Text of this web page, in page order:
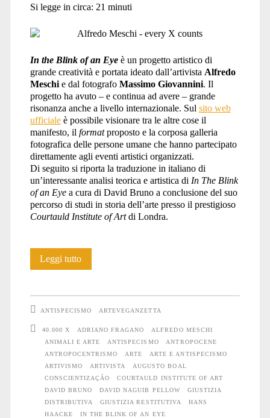
Naguib
Pellow</span>
Si legge in circa: 21 minuti
In the Blink of an Eyeè un progetto artistico di
grande creatività e portata ideato dall’artivista Alfredo
Meschie dal fotografo Massimo Giovannini. Il
progetto ha avuto – e continua ad avere – grande
risonanza anche a livello internazionale. Sul sito web
ufficialeè possibile visionare tra le altre cose il
manifesto, il formatproposto e la corposa galleria
fotografica delle persone umane che hanno partecipato
direttamente agli eventi artistici organizzati.
Di seguito si riporta la traduzione in italiano di
un’interessante analisi teorica e artistica di In The Blink
of an Eyea cura di David Bruno a conclusione del suo
percorso di studi in storia dell’arte presso il prestigioso
Courtauld Institute of Artdi Londra.
Leggi tuttoÈ
ANTISPECISMO ARTEVEGANZETTA
40.000 X ADRIANO FRAGANO
ALFREDO MESCHI
ANIMALI E ARTE
ANTISPECISMO
ANTROPOCENE
ANTROPOCENTRISMO
ARTE
ARTE E ANTISPECISMO
ARTIVISMO
ARTIVISTA
AUGUSTO BOAL
CONSCIENTIZAÇÃO
COURTAULD INSTITUTE OF ART
DAVID BRUNO
DAVID NAGUIB PELLOW
GIUSTIZIA
DISTRIBUTIVA
GIUSTIZIA RESTITUTIVA
HANS
HAACKE
IN THE BLINK OF AN EYE